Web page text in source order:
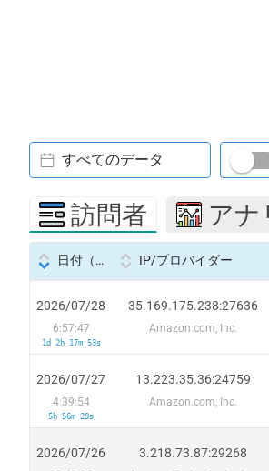
すべてのデータ
訪問者
日付（Datetime IP/プロバイダー
2026/07/28
6:57:47
1d 2h 17m 53s
35.169.175.238:27636
Amazon.com, Inc.
2026/07/27
4:39:54
5h 56m 29s
13.223.35.36:24759
Amazon.com, Inc.
2026/07/26 3.218.73.87:29268